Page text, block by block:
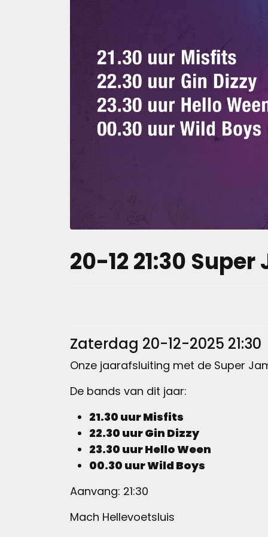
20-12 21:30
Zaterdag 20-12-2025 21:30
Onze jaarafsluiting met de Super
De bands van dit jaar:
21.30 uur Misfits
22.30 uur Gin Dizzy
23.30 uur Hello Ween
00.30 uur Wild Boys
Aanvang: 21:30
Mach Hellevoetsluis